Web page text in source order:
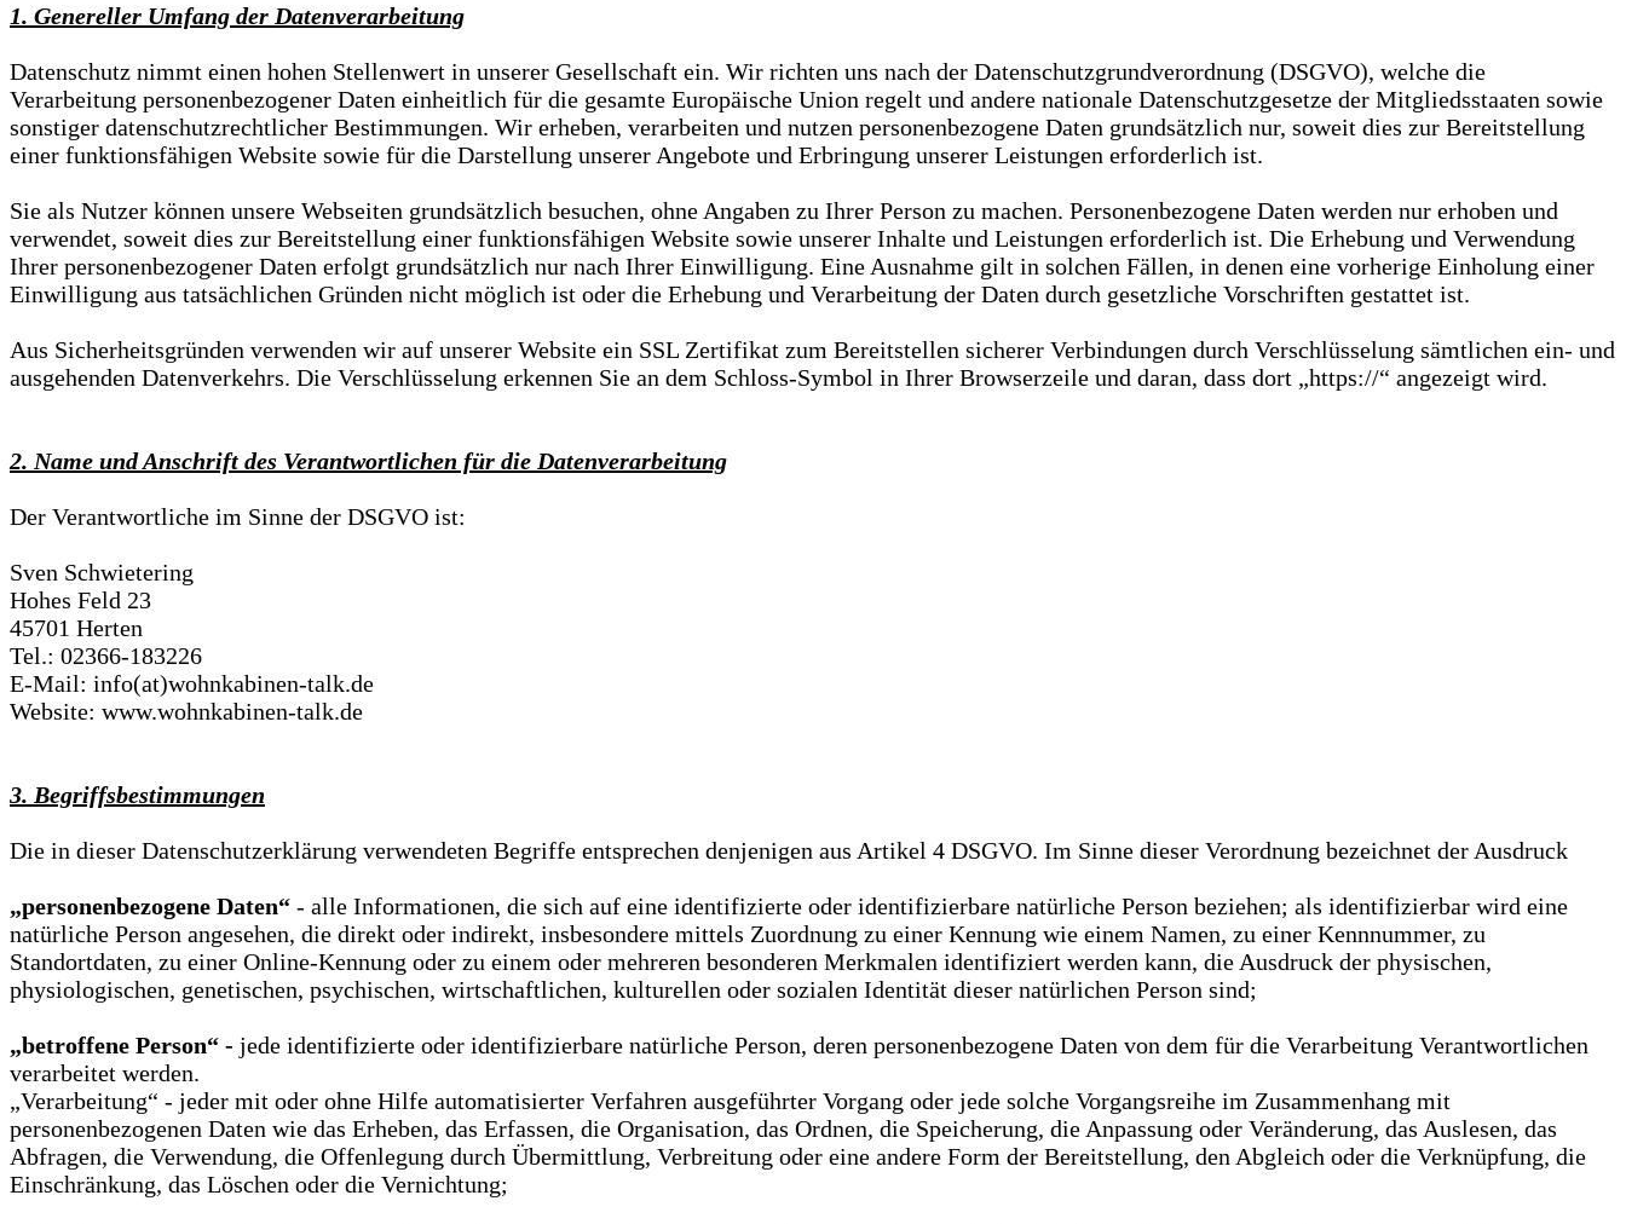
1. Genereller Umfang der Datenverarbeitung
Datenschutz nimmt einen hohen Stellenwert in unserer Gesellschaft ein. Wir richten uns nach der Datenschutzgrundverordnung (DSGVO), welche die
Verarbeitung personenbezogener Daten einheitlich für die gesamte Europäische Union regelt und andere nationale Datenschutzgesetze der Mitgliedsstaaten sowie
sonstiger datenschutzrechtlicher Bestimmungen. Wir erheben, verarbeiten und nutzen personenbezogene Daten grundsätzlich nur, soweit dies zur Bereitstellung
einer funktionsfähigen Website sowie für die Darstellung unserer Angebote und Erbringung unserer Leistungen erforderlich ist.
Sie als Nutzer können unsere Webseiten grundsätzlich besuchen, ohne Angaben zu Ihrer Person zu machen. Personenbezogene Daten werden nur erhoben und
verwendet, soweit dies zur Bereitstellung einer funktionsfähigen Website sowie unserer Inhalte und Leistungen erforderlich ist. Die Erhebung und Verwendung
Ihrer personenbezogener Daten erfolgt grundsätzlich nur nach Ihrer Einwilligung. Eine Ausnahme gilt in solchen Fällen, in denen eine vorherige Einholung einer
Einwilligung aus tatsächlichen Gründen nicht möglich ist oder die Erhebung und Verarbeitung der Daten durch gesetzliche Vorschriften gestattet ist.
Aus Sicherheitsgründen verwenden wir auf unserer Website ein SSL Zertifikat zum Bereitstellen sicherer Verbindungen durch Verschlüsselung sämtlichen ein- und
ausgehenden Datenverkehrs. Die Verschlüsselung erkennen Sie an dem Schloss-Symbol in Ihrer Browserzeile und daran, dass dort „https://“ angezeigt wird.
2. Name und Anschrift des Verantwortlichen für die Datenverarbeitung
Der Verantwortliche im Sinne der DSGVO ist:
Sven Schwietering
Hohes Feld 23
45701 Herten
Tel.: 02366-183226
E-Mail: info(at)wohnkabinen-talk.de
Website: www.wohnkabinen-talk.de
3. Begriffsbestimmungen
Die in dieser Datenschutzerklärung verwendeten Begriffe entsprechen denjenigen aus Artikel 4 DSGVO. Im Sinne dieser Verordnung bezeichnet der Ausdruck
„personenbezogene Daten“ - alle Informationen, die sich auf eine identifizierte oder identifizierbare natürliche Person beziehen; als identifizierbar wird eine
natürliche Person angesehen, die direkt oder indirekt, insbesondere mittels Zuordnung zu einer Kennung wie einem Namen, zu einer Kennnummer, zu
Standortdaten, zu einer Online-Kennung oder zu einem oder mehreren besonderen Merkmalen identifiziert werden kann, die Ausdruck der physischen,
physiologischen, genetischen, psychischen, wirtschaftlichen, kulturellen oder sozialen Identität dieser natürlichen Person sind;
„betroffene Person“ - jede identifizierte oder identifizierbare natürliche Person, deren personenbezogene Daten von dem für die Verarbeitung Verantwortlichen
verarbeitet werden.
„Verarbeitung“ - jeder mit oder ohne Hilfe automatisierter Verfahren ausgeführter Vorgang oder jede solche Vorgangsreihe im Zusammenhang mit
personenbezogenen Daten wie das Erheben, das Erfassen, die Organisation, das Ordnen, die Speicherung, die Anpassung oder Veränderung, das Auslesen, das
Abfragen, die Verwendung, die Offenlegung durch Übermittlung, Verbreitung oder eine andere Form der Bereitstellung, den Abgleich oder die Verknüpfung, die
Einschränkung, das Löschen oder die Vernichtung;